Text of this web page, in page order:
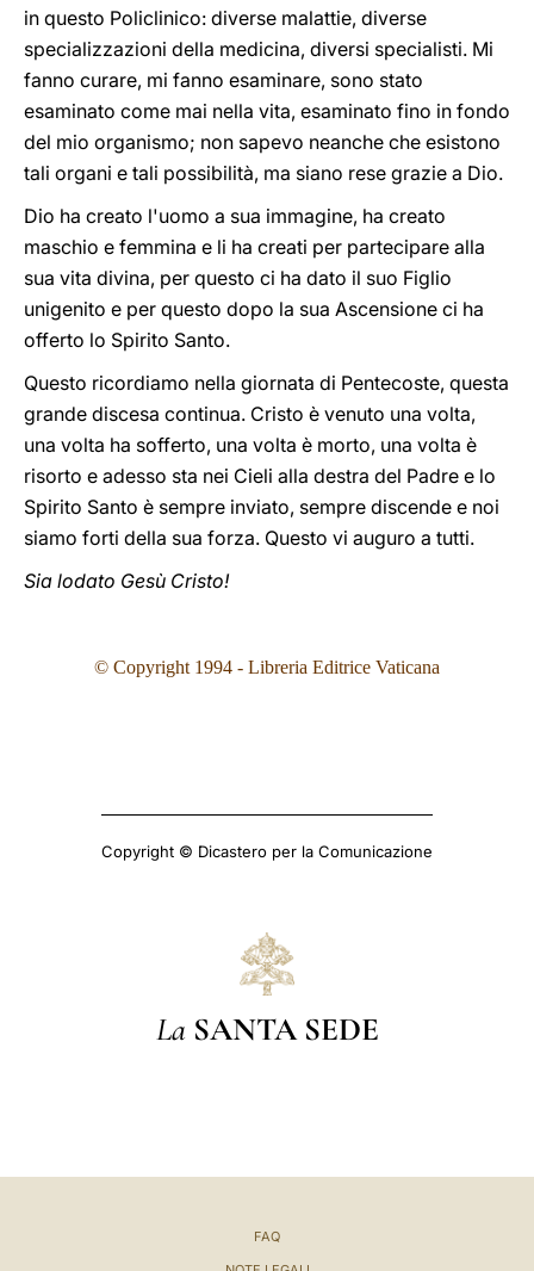
in questo Policlinico: diverse malattie, diverse
specializzazioni della medicina, diversi specialisti. Mi
fanno curare, mi fanno esaminare, sono stato
esaminato come mai nella vita, esaminato fino in fondo
del mio organismo; non sapevo neanche che esistono
tali organi e tali possibilità, ma siano rese grazie a Dio.
Dio ha creato l'uomo a sua immagine, ha creato
maschio e femmina e li ha creati per partecipare alla
sua vita divina, per questo ci ha dato il suo Figlio
unigenito e per questo dopo la sua Ascensione ci ha
offerto lo Spirito Santo.
Questo ricordiamo nella giornata di Pentecoste, questa
grande discesa continua. Cristo è venuto una volta,
una volta ha sofferto, una volta è morto, una volta è
risorto e adesso sta nei Cieli alla destra del Padre e lo
Spirito Santo è sempre inviato, sempre discende e noi
siamo forti della sua forza. Questo vi auguro a tutti.
Sia lodato Gesù Cristo!
© Copyright 1994 - Libreria Editrice Vaticana
Copyright © Dicastero per la Comunicazione
La SANTA SEDE
FAQ